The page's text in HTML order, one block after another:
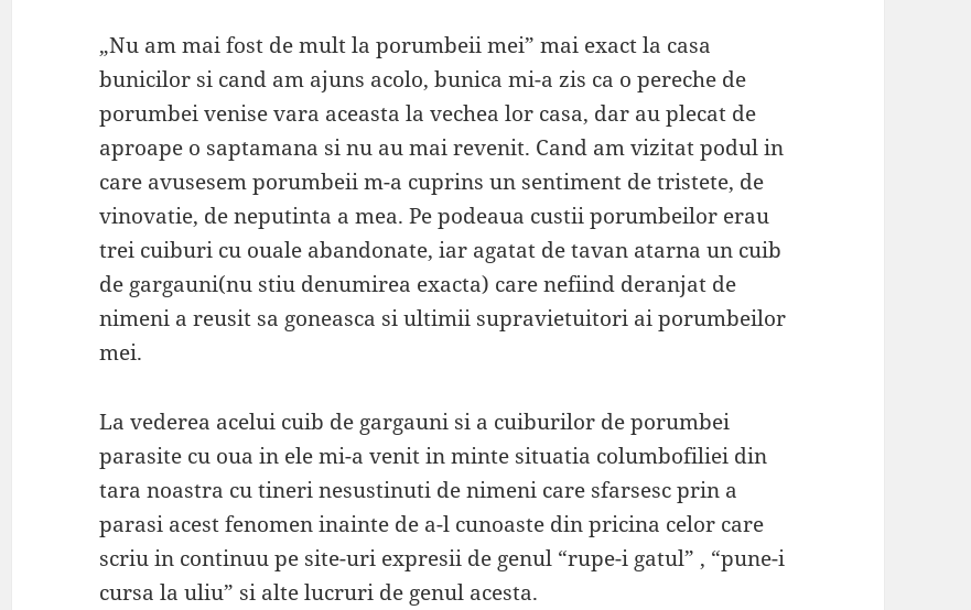
„Nu am mai fost de mult la porumbeii mei” mai exact la casa
bunicilor si cand am ajuns acolo, bunica mi-a zis ca o pereche de
porumbei venise vara aceasta la vechea lor casa, dar au plecat de
aproape o saptamana si nu au mai revenit. Cand am vizitat podul in
care avusesem porumbeii m-a cuprins un sentiment de tristete, de
vinovatie, de neputinta a mea. Pe podeaua custii porumbeilor erau
trei cuiburi cu ouale abandonate, iar agatat de tavan atarna un cuib
de gargauni(nu stiu denumirea exacta) care nefiind deranjat de
nimeni a reusit sa goneasca si ultimii supravietuitori ai porumbeilor
mei.
La vederea acelui cuib de gargauni si a cuiburilor de porumbei
parasite cu oua in ele mi-a venit in minte situatia columbofiliei din
tara noastra cu tineri nesustinuti de nimeni care sfarsesc prin a
parasi acest fenomen inainte de a-l cunoaste din pricina celor care
scriu in continuu pe site-uri expresii de genul “rupe-i gatul” , “pune-i
cursa la uliu” si alte lucruri de genul acesta.